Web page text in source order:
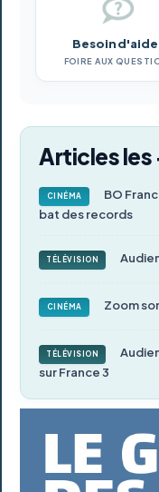
Besoin d'aide
FOIRE AUX
Articles les
CINÉMA
BO
bat des records
TÉLÉVISION
CINÉMA Zoom
TÉLÉVISION
sur France 3